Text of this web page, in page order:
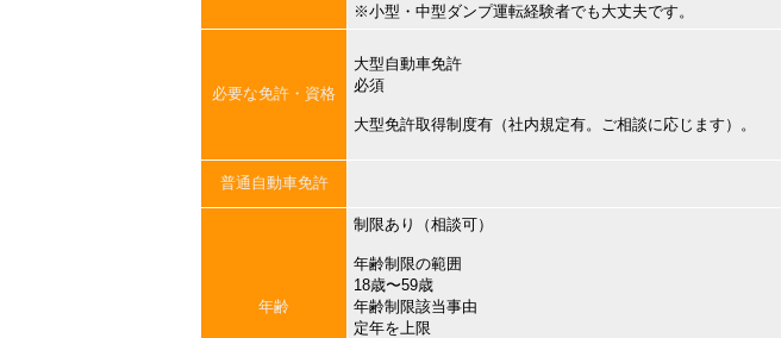
※小型・中型ダンプ運転経験者でも大丈夫です。
必要な免許・資格
大型自動車免許
必須
大型免許取得制度有（社内規定有。ご相談に応じます）。
普通自動車免許
年齢
制限あり（相談可）
年齢制限の範囲
18歳〜59歳
年齢制限該当事由
定年を上限